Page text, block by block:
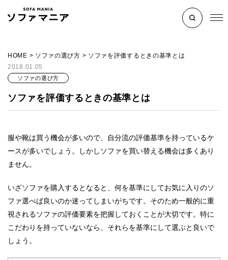
HOME > ソファの選び方 > ソファを評価するときの基準とは
2018.01.05
ソファの選び方
ソファを評価するときの基準とは
服や靴は買う機会が多いので、自分流の評価基準を持っているケ
ースが多いでしょう。しかしソファを買い替える機会は多くあり
ません。
いざソファを購入するとなると、何を基準にしてお気に入りのソ
ファ選べば良いのか迷ってしまいがちです。そのため一般的に重
視されるソファの評価要素を把握しておくことが大切です。特に
こだわりを持っていないなら、それらを基準にして選ぶと良いで
しょう。